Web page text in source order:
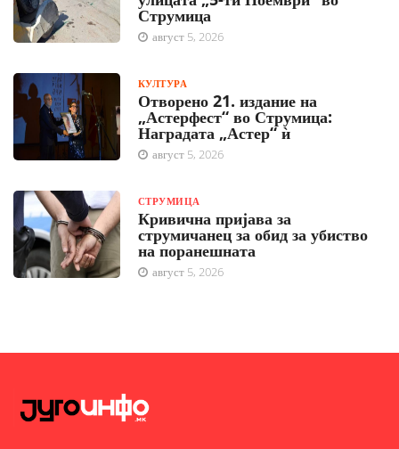
Струмица
август 5, 2026
КУЛТУРА
Отворено 21. издание на
„Астерфест“ во Струмица:
Наградата „Астер“ ѝ
август 5, 2026
СТРУМИЦА
Кривична пријава за
струмичанец за обид за убиство
на поранешната
август 5, 2026